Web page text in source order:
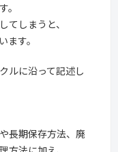
。
てしまうと、
す。
ルに沿って記述し
長期保存方法、廃